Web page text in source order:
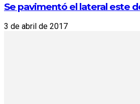
Se pavimentó el lateral este
3 de abril de 2017